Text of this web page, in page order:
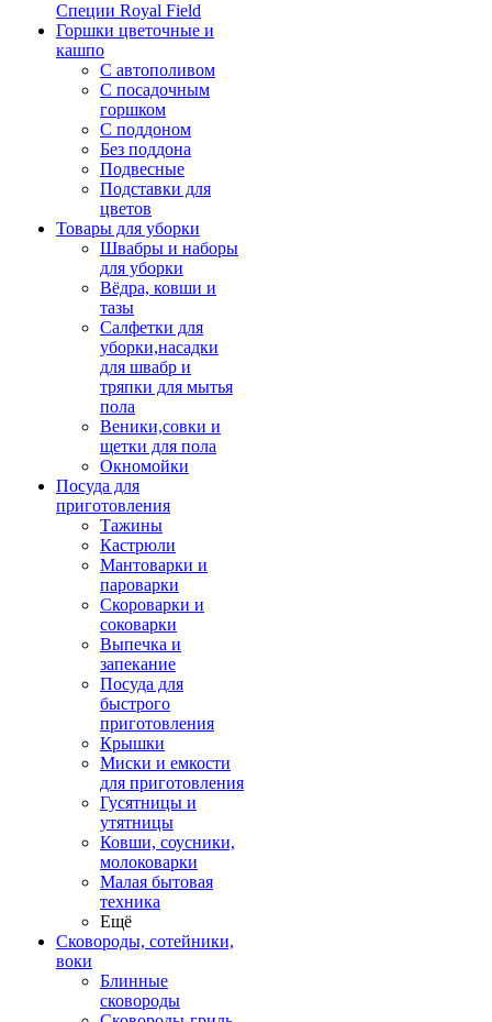
Специи Royal Field
Горшки цветочные и
кашпо
С автополивом
С посадочным
горшком
С поддоном
Без поддона
Подвесные
Подставки для
цветов
Товары для уборки
Швабры и наборы
для уборки
Вёдра, ковши и
тазы
Салфетки для
уборки,насадки
для швабр и
тряпки для мытья
пола
Веники,совки и
щетки для пола
Окномойки
Посуда для
приготовления
Тажины
Кастрюли
Мантоварки и
пароварки
Скороварки и
соковарки
Выпечка и
запекание
Посуда для
быстрого
приготовления
Крышки
Миски и емкости
для приготовления
Гусятницы и
утятницы
Ковши, соусники,
молоковарки
Малая бытовая
техника
Ещё
Сковороды, сотейники,
воки
Блинные
сковороды